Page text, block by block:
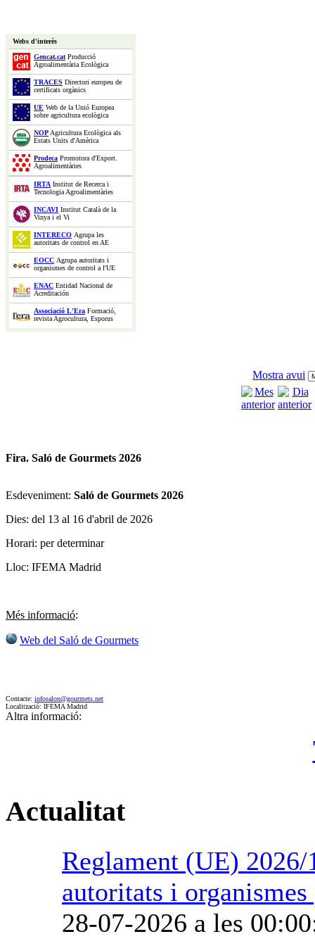
Webs d'interès
Gencat.catProducció
Agroalimentària Ecològica
TRACES Directori europeu de
certificats orgànics
UE Web de la Unió Europea
sobre agricultura ecològica
NOPAgricultura Ecològica als
Estats Units d'Amèrica
Prodeca Promotora d'Export.
Agroalimentàries
IRTA Institut de Recerca i
Tecnologia Agroalimentàries
INCAVI Institut Català de la
Vinya i el Vi
INTERECO Agrupa les
autoritats de control en AE
EOCC Agrupa autoritats i
organismes de control a l'UE
ENAC Entidad Nacional de
Acreditación
Associació L'Era Formació,
revista Agrocultura, Esporus
Mostra avui
Fira. Saló de Gourmets 2026
Esdeveniment: Saló de Gourmets 2026
Dies: del 13 al 16 d'abril de 2026
Horari: per determinar
Lloc: IFEMA Madrid
Més informació:
Web del Saló de Gourmets
Contacte: infosalon@gourmets.net
Localització: IFEMA Madrid
Altra informació:
Actualitat
Reglament (UE)
autoritats i
28-07-2026 a les